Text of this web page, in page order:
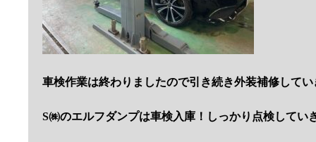
車検作業は終わりましたので引き続き外装補修してい
S㈱のエルフダンプは車検入庫！しっかり点検してい